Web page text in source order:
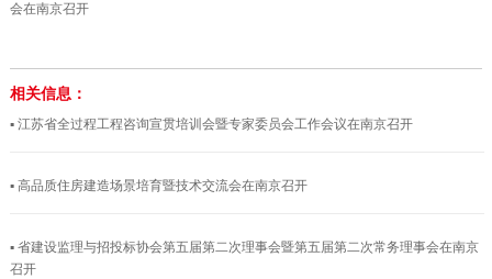
会在南京召开
相关信息：
▪ 江苏省全过程工程咨询宣贯培训会暨专家委员会工作会议在南京召开
▪ 高品质住房建造场景培育暨技术交流会在南京召开
▪ 省建设监理与招投标协会第五届第二次理事会暨第五届第二次常务理事会在南京
召开